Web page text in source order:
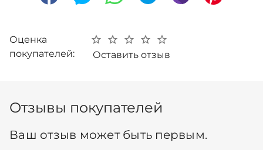
Оценка
покупателей:
Оставить отзыв
Отзывы покупателей
Ваш отзыв может быть первым.